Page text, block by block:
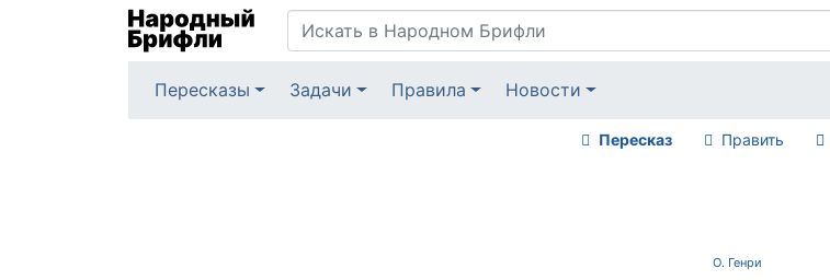
Пересказы Задачи Правила Новости
Пересказ Править
О. Генри